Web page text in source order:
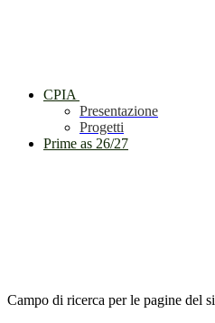
CPIA
Presentazione
Progetti
Prime as 26/27
Campo di ricerca per le pagine del